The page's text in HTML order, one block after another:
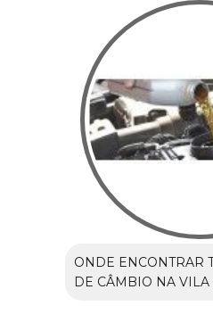
ONDE ENCONTRAR
DE CÂMBIO NA